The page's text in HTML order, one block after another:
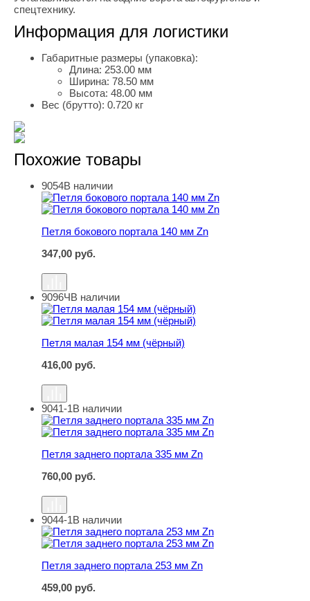
спецтехнику.
Информация для логистики
Габаритные размеры (упаковка):
Длина: 253.00 мм
Ширина: 78.50 мм
Высота: 48.00 мм
Вес (брутто): 0.720 кг
Похожие товары
Петля бокового портала 140 мм Zn
9054В наличии
Петля бокового портала 140 мм Zn
347,00 руб.
Петля малая 154 мм (чёрный)
9096ЧВ наличии
Петля малая 154 мм (чёрный)
416,00 руб.
Петля заднего портала 335 мм Zn
9041-1В наличии
Петля заднего портала 335 мм Zn
760,00 руб.
Петля заднего портала 253 мм Zn
9044-1В наличии
Петля заднего портала 253 мм Zn
459,00 руб.